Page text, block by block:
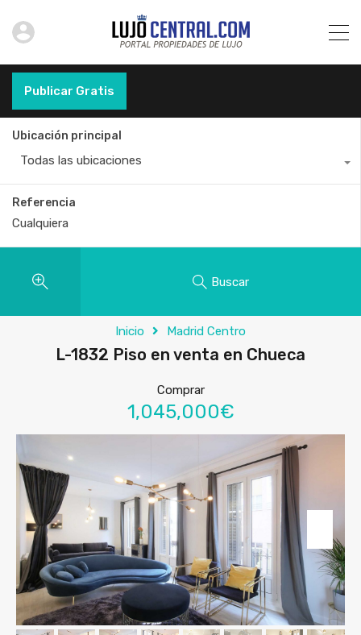
Publicar Gratis
Ubicación principal
Todas las ubicaciones
Referencia
Buscar
Inicio Madrid Centro
L-1832 Piso en venta en Chueca
Comprar
1,045,000€